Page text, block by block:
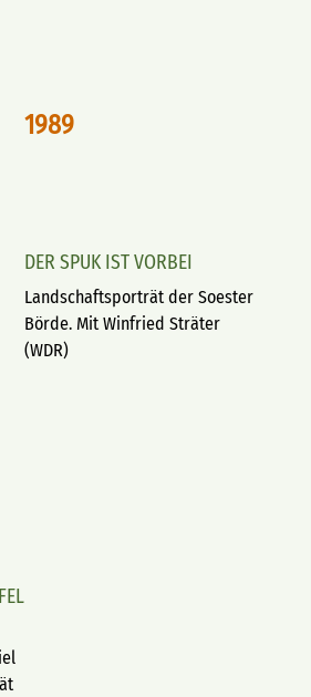
1989
DER SPUK IST VORBEI
Landschaftsporträt der Soester
Börde. Mit Winfried Sträter
(WDR)